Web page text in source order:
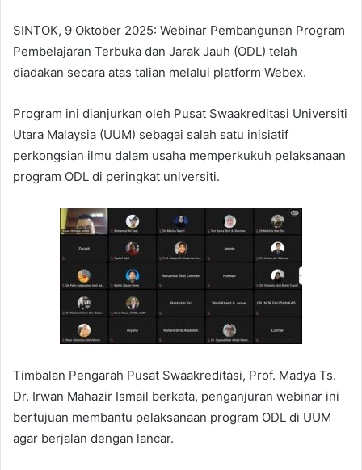
SINTOK, 9 Oktober 2025: Webinar Pembangunan Program
Pembelajaran Terbuka dan Jarak Jauh (ODL) telah
diadakan secara atas talian melalui platform Webex.
Program ini dianjurkan oleh Pusat Swaakreditasi Universiti
Utara Malaysia (UUM) sebagai salah satu inisiatif
perkongsian ilmu dalam usaha memperkukuh pelaksanaan
program ODL di peringkat universiti.
Timbalan Pengarah Pusat Swaakreditasi, Prof. Madya Ts.
Dr. Irwan Mahazir Ismail berkata, penganjuran webinar ini
bertujuan membantu pelaksanaan program ODL di UUM
agar berjalan dengan lancar.